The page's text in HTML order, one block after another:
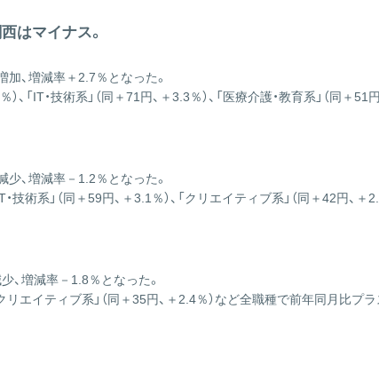
はマイナス。
、増減率＋2.7％となった。
「IT・技術系」（同＋71円、＋3.3％）、「医療介護・教育系」（同＋
、増減率－1.2％となった。
技術系」（同＋59円、＋3.1％）、「クリエイティブ系」（同＋42円
、増減率－1.8％となった。
リエイティブ系」（同＋35円、＋2.4％）など全職種で前年同月比プ